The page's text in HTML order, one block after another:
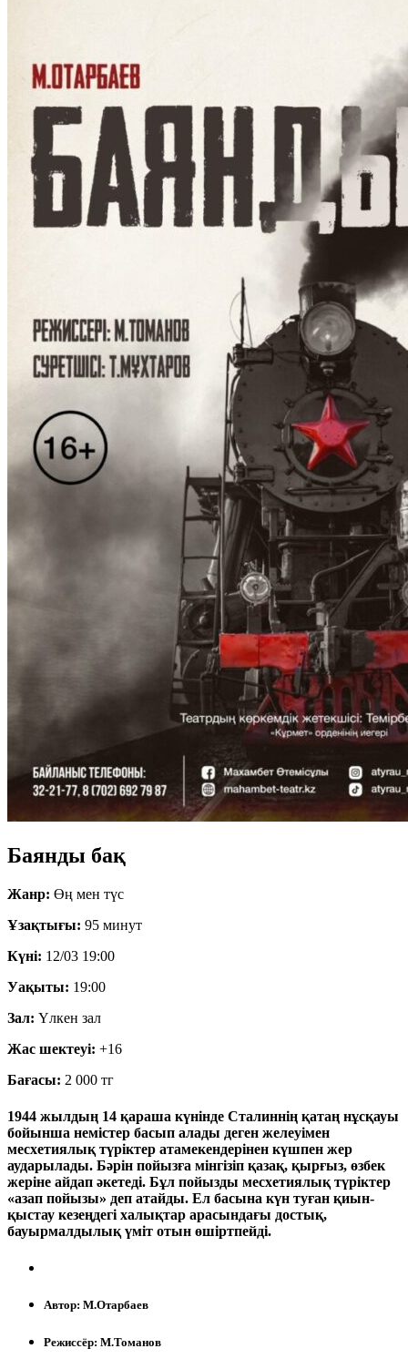
Баянды бақ
Жанр: Өң мен түс
Ұзақтығы: 95 минут
Күні: 12/03 19:00
Уақыты: 19:00
Зал: Үлкен зал
Жас шектеуі: +16
Бағасы: 2 000 тг
1944 жылдың 14 қараша күнінде Сталиннің қатаң нұсқауы
бойынша немістер басып алады деген желеуімен
месхетиялық түріктер атамекендерінен күшпен жер
аударылады. Бәрін пойызға мінгізіп қазақ, қырғыз, өзбек
жеріне айдап әкетеді. Бұл пойызды месхетиялық түріктер
«азап пойызы» деп атайды. Ел басына күн туған қиын-
қыстау кезеңдегі халықтар арасындағы достық,
бауырмалдылық үміт отын өшіртпейді.
Автор: М.Отарбаев
Режиссёр: М.Томанов